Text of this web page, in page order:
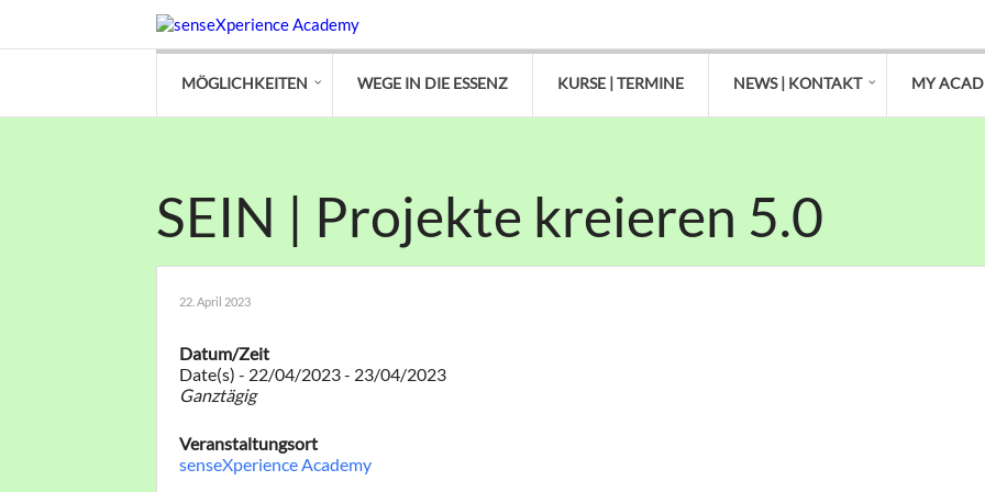
MÖGLICHKEITEN WEGE IN DIE ESSENZ KURSE | TERMINE NEWS | KONTAKT MY
SEIN | Projekte kreieren 5.0
22. April 2023
Datum/Zeit
Date(s) - 22/04/2023 - 23/04/2023
Ganztägig
Veranstaltungsort
senseXperience Academy